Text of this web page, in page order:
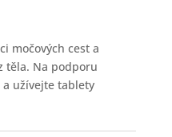
močových cest a
těla. Na podporu
a užívejte tablety